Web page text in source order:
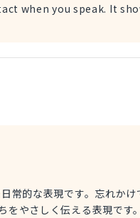
It’s polite to look people
目を見るのは礼儀だよ。
伝える表現です。 例文 I’m glad I